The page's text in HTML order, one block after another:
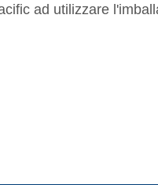
ad utilizzare